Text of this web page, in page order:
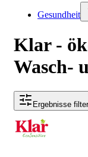
Gesundheit
Klar -
Wasch-
Ergebnisse